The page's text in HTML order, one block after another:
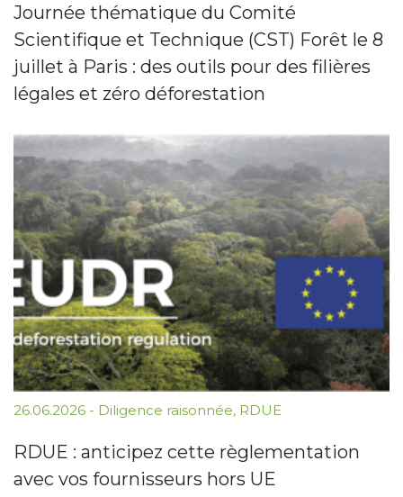
Journée thématique du Comité
Scientifique et Technique (CST) Forêt le 8
juillet à Paris : des outils pour des filières
légales et zéro déforestation
26.06.2026 - Diligence raisonnée, RDUE
RDUE : anticipez cette règlementation
avec vos fournisseurs hors UE